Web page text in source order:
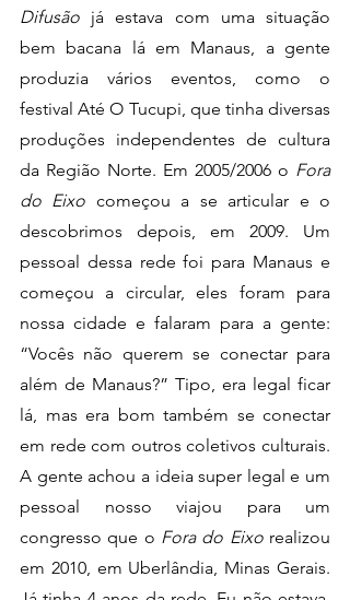
Difusão já estava com uma situação
bem bacana lá em Manaus, a gente
produzia vários eventos, como o
festival Até O Tucupi, que tinha diversas
produções independentes de cultura
da Região Norte. Em 2005/2006 o Fora
do Eixo começou a se articular e o
descobrimos depois, em 2009. Um
pessoal dessa rede foi para Manaus e
começou a circular, eles foram para
nossa cidade e falaram para a gente:
“Vocês não querem se conectar para
além de Manaus?” Tipo, era legal ficar
lá, mas era bom também se conectar
em rede com outros coletivos culturais.
A gente achou a ideia super legal e um
pessoal nosso viajou para um
congresso que o Fora do Eixo realizou
em 2010, em Uberlândia, Minas Gerais.